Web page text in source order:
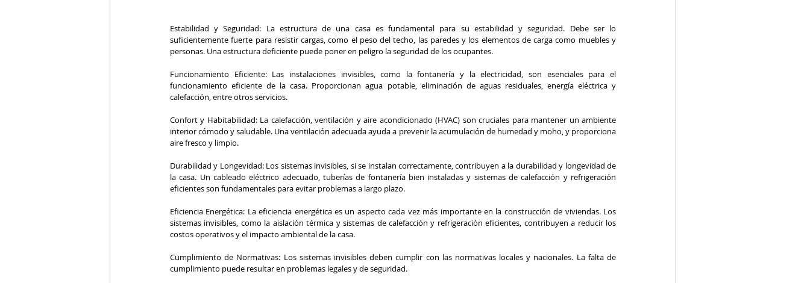
Estabilidad y Seguridad: La estructura de una casa es fundamental para su estabilidad y seguridad. Debe ser lo
suficientemente fuerte para resistir cargas, como el peso del techo, las paredes y los elementos de carga como muebles y
personas. Una estructura deficiente puede poner en peligro la seguridad de los ocupantes.
Funcionamiento Eficiente: Las instalaciones invisibles, como la fontanería y la electricidad, son esenciales para el
funcionamiento eficiente de la casa. Proporcionan agua potable, eliminación de aguas residuales, energía eléctrica y
calefacción, entre otros servicios.
Confort y Habitabilidad: La calefacción, ventilación y aire acondicionado (HVAC) son cruciales para mantener un ambiente
interior cómodo y saludable. Una ventilación adecuada ayuda a prevenir la acumulación de humedad y moho, y proporciona
aire fresco y limpio.
Durabilidad y Longevidad: Los sistemas invisibles, si se instalan correctamente, contribuyen a la durabilidad y longevidad de
la casa. Un cableado eléctrico adecuado, tuberías de fontanería bien instaladas y sistemas de calefacción y refrigeración
eficientes son fundamentales para evitar problemas a largo plazo.
Eficiencia Energética: La eficiencia energética es un aspecto cada vez más importante en la construcción de viviendas. Los
sistemas invisibles, como la aislación térmica y sistemas de calefacción y refrigeración eficientes, contribuyen a reducir los
costos operativos y el impacto ambiental de la casa.
Cumplimiento de Normativas: Los sistemas invisibles deben cumplir con las normativas locales y nacionales. La falta de
cumplimiento puede resultar en problemas legales y de seguridad.